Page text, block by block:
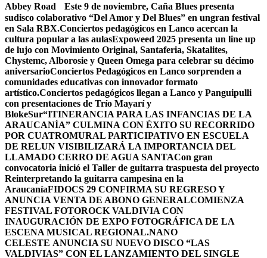
Abbey Road Este 9 de noviembre, Caña Blues presenta
sudisco colaborativo “Del Amor y Del Blues” en ungran festival
en Sala RBX.Conciertos pedagógicos en Lanco acercan la
cultura popular a las aulasExpoweed 2025 presenta un line up
de lujo con Movimiento Original, Santaferia, Skatalites,
Chystemc, Alborosie y Queen Omega para celebrar su décimo
aniversarioConciertos Pedagógicos en Lanco sorprenden a
comunidades educativas con innovador formato
artístico.Conciertos pedagógicos llegan a Lanco y Panguipulli
con presentaciones de Trío Mayarí y
BlokeSur“ITINERANCIA PARA LAS INFANCIAS DE LA
ARAUCANÍA” CULMINA CON ÉXITO SU RECORRIDO
POR CUATRO​MURAL PARTICIPATIVO EN ESCUELA
DE RELUN VISIBILIZARÁ LA IMPORTANCIA DEL
LLAMADO CERRO DE AGUA SANTACon gran
convocatoria inició el Taller de guitarra traspuesta del proyecto
Reinterpretando la guitarra campesina en la
AraucaníaFIDOCS 29 CONFIRMA SU REGRESO Y
ANUNCIA VENTA DE ABONO GENERALCOMIENZA
FESTIVAL FOTOROCK VALDIVIA CON
INAUGURACIÓN DE EXPO FOTOGRÁFICA DE LA
ESCENA MUSICAL REGIONAL.NANO
CELESTE ANUNCIA SU NUEVO DISCO “LAS
VALDIVIAS” CON EL LANZAMIENTO DEL SINGLE